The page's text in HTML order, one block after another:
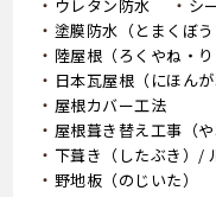
ウレタン防水
シ
塗膜防水（とまくぼう
陸屋根（ろくやね・り
日本瓦屋根（にほんが
屋根カバー工法
屋根葺き替え工事（
下葺き（したぶき）/
野地板（のじいた）